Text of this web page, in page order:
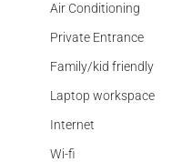
Air Conditioning
Private Entrance
Family/kid friendly
Laptop workspace
Internet
Wi-fi